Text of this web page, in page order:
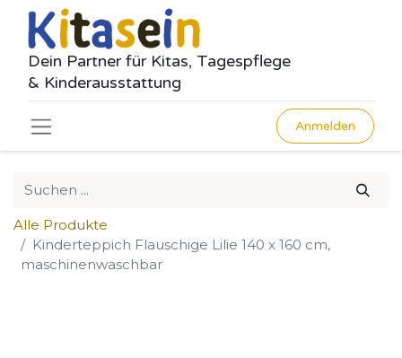
Dein Partner für Kitas, Tagespflege
& Kinderausstattung
Anmelden
Alle Produkte
Kinderteppich Flauschige Lilie 140 x 160 cm,
maschinenwaschbar